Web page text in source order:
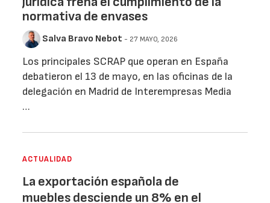
normativa de envases
Salva Bravo Nebot - 27 MAYO, 2026
Los principales SCRAP que operan en España
debatieron el 13 de mayo, en las oficinas de la
delegación en Madrid de Interempresas Media
…
ACTUALIDAD
La exportación española de
muebles desciende un 8% en el